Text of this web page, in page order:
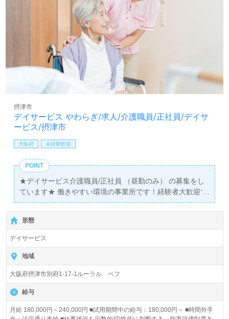
デイサービス やわらぎ/求人/介護職員/正社員/デイサ
ービス/摂津市
摂津市
大阪府 未経験歓迎
POINT
★デイサービス介護職員/正社員 （昼勤のみ） の募集をし
ています★ 働きやすい環境の事業所です！経験者大歓迎で
す！ 未経験者でも元気で頑張り屋さんも大歓迎です。
形態
デイサービス
地域
大阪府摂津市別府1-17-1ルーラル ベフ
給与
月給 180,000円～240,000円 ■試用期間中の給与：180,000円～ ■時間外手